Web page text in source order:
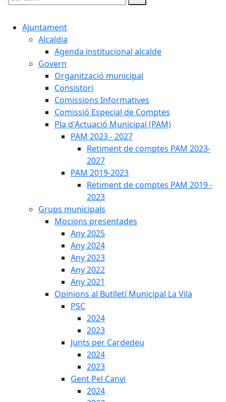
Cercar:
Ajuntament
Alcaldia
Agenda institucional alcalde
Govern
Organització municipal
Consistori
Comissions Informatives
Comissió Especial de Comptes
Pla d'Actuació Municipal (PAM)
PAM 2023 - 2027
Retiment de comptes PAM 2023-
2027
PAM 2019-2023
Retiment de comptes PAM 2019 -
2023
Grups municipals
Mocions presentades
Any 2025
Any 2024
Any 2023
Any 2022
Any 2021
Opinions al Butlletí Municipal La Vila
PSC
2024
2023
Junts per Cardedeu
2024
2023
Gent Pel Canvi
2024